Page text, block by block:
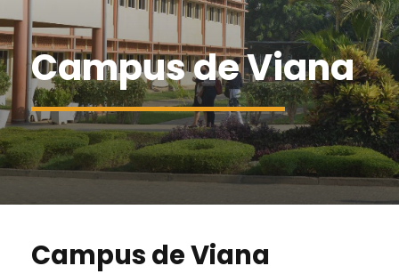
Campus de Viana
Campus de Viana